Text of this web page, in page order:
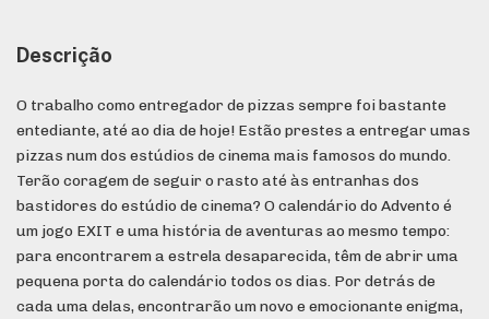
Descrição
O trabalho como entregador de pizzas sempre foi bastante
entediante, até ao dia de hoje! Estão prestes a entregar umas
pizzas num dos estúdios de cinema mais famosos do mundo.
Terão coragem de seguir o rasto até às entranhas dos
bastidores do estúdio de cinema? O calendário do Advento é
um jogo EXIT e uma história de aventuras ao mesmo tempo:
para encontrarem a estrela desaparecida, têm de abrir uma
pequena porta do calendário todos os dias. Por detrás de
cada uma delas, encontrarão um novo e emocionante enigma,